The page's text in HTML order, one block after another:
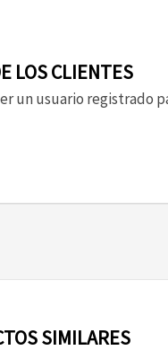
LOS CLIENTES
un usuario registrado
SIMILARES